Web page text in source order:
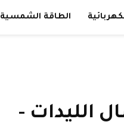
الطاقة الشمسية
الليدات -